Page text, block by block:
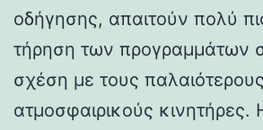
οδήγησης, απαιτούν πολύ
τήρηση των προγραμμάτων
σχέση με τους παλαιότερους
ατμοσφαιρικούς κινητήρες.